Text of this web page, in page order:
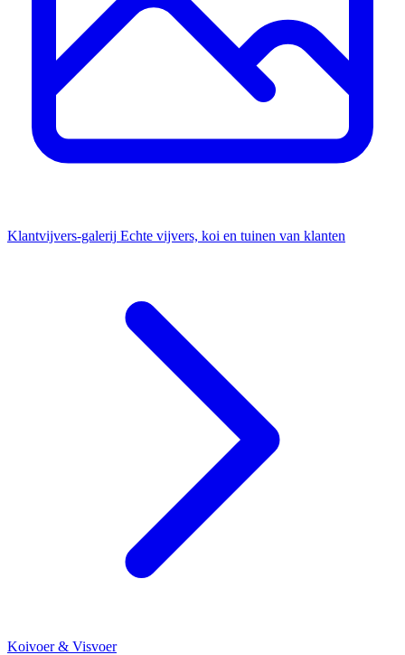
Klantvijvers-galerij Echte vijvers, koi en tuinen van klanten
Koivoer & Visvoer